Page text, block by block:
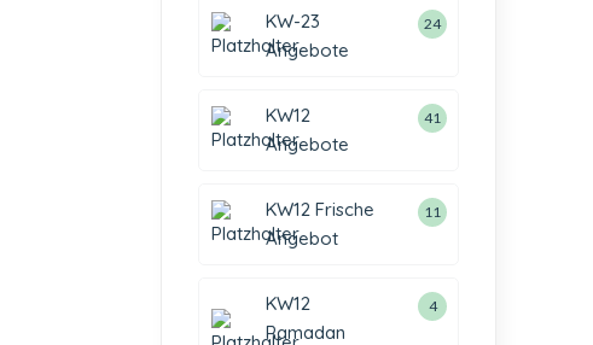
KW-23
Angebote
24
KW12
Angebote
41
KW12 Frische
Angebot
11
KW12
Ramadan
4